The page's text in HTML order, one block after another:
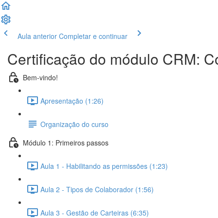
Aula anterior Completar e continuar
Certificação do módulo CRM:
Bem-vindo!
Apresentação (1:26)
Organização do curso
Módulo 1: Primeiros passos
Aula 1 - Habilitando as permissões (1:23)
Aula 2 - Tipos de Colaborador (1:56)
Aula 3 - Gestão de Carteiras (6:35)